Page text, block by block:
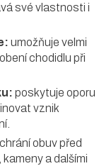
své vlastnosti i
umožňuje velmi
chodidlu při
poskytuje oporu
vznik
chrání obuv před
a dalšími